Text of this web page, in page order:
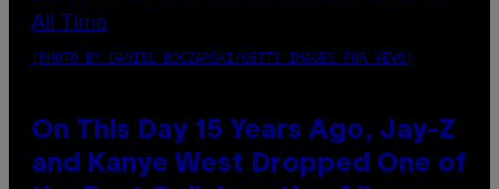
(PHOTO BY DANIEL BOCZARSKI/GETTY IMAGES FOR VEVO)
On This Day 15 Years Ago, Jay-Z
and Kanye West Dropped One of